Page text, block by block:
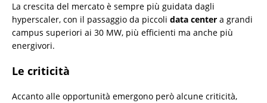
La crescita del mercato è sempre più guidata dagli
hyperscaler, con il passaggio da piccoli data center a grandi
campus superiori ai 30 MW, più efficienti ma anche più
energivori.
Le criticità
Accanto alle opportunità emergono però alcune criticità,